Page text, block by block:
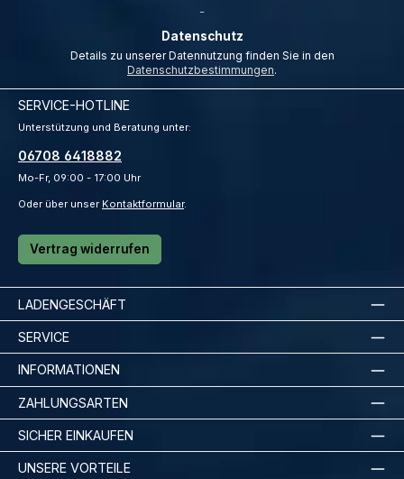
Datenschutz
Datenschutzbestimmungen.
SERVICE-HOTLINE
Unterstützung und Beratung unter:
06708 6418882
Mo-Fr, 09:00 - 17:00 Uhr
Oder über unser Kontaktformular.
Vertrag widerrufen
LADENGESCHÄFT
SERVICE
INFORMATIONEN
ZAHLUNGSARTEN
SICHER EINKAUFEN
UNSERE VORTEILE